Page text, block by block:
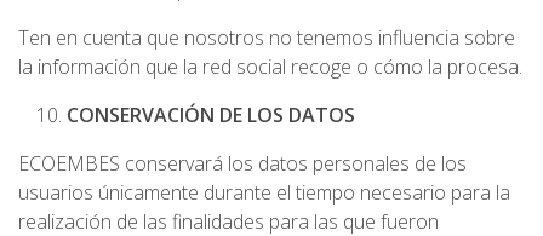
Ten en cuenta que nosotros no tenemos influencia sobre
la información que la red social recoge o cómo la procesa.
CONSERVACIÓN DE LOS DATOS
ECOEMBES conservará los datos personales de los
usuarios únicamente durante el tiempo necesario para la
realización de las finalidades para las que fueron